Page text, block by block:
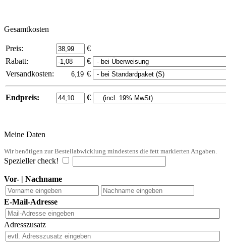
Gesamtkosten
Preis:
€
Rabatt:
€
Versandkosten:
€
Endpreis: €
Meine Daten
Wir benötigen zur Bestellabwicklung mindestens die fett markierten Angaben.
Spezieller check!
Vor- | Nachname
E-Mail-Adresse
Adresszusatz